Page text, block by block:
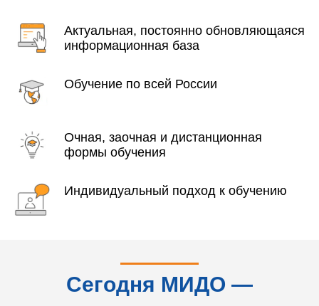
Актуальная, постоянно обновляющаяся
информационная база
Обучение по всей России
Очная, заочная и дистанционная
формы обучения
Индивидуальный подход к обучению
Сегодня МИДО —